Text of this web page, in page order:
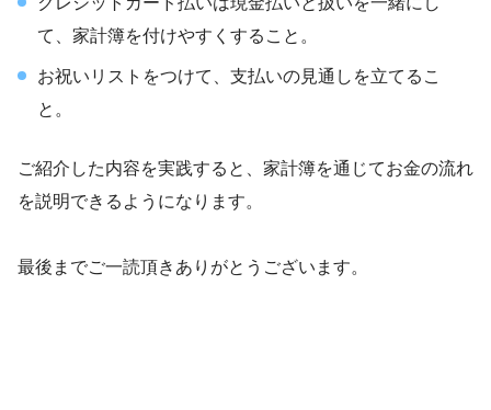
て、家計簿を付けやすくすること。
お祝いリストをつけて、支払いの見通しを立てるこ
と。
ご紹介した内容を実践すると、家計簿を通じてお金の流れ
を説明できるようになります。
最後までご一読頂きありがとうございます。